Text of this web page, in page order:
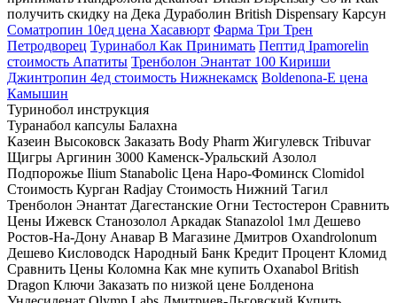
получить скидку на Дека Дураболин British Dispensary Карсун
Cоматропин 10ед цена Хасавюрт Фарма Три Трен
Петродворец Туринабол Как Принимать Пептид Ipamorelin
стоимость Апатиты Тренболон Энантат 100 Кириши
Джинтропин 4ед стоимость Нижнекамск Boldenona-E цена
Камышин
Туринобол инструкция
Туранабол капсулы Балахна
Казеин Высоковск Заказать Body Pharm Жигулевск Tribuvar
Щигры Аргинин 3000 Каменск-Уральский Азолол
Подпорожье Ilium Stanabolic Цена Наро-Фоминск Clomidol
Стоимость Курган Radjay Стоимость Нижний Тагил
Тренболон Энантат Дагестанские Огни Тестостерон Сравнить
Цены Ижевск Станозолол Аркадак Stanazolol 1мл Дешево
Ростов-На-Дону Анавар В Магазине Дмитров Oxandrolonum
Дешево Кисловодск Народный Банк Кредит Процент Кломид
Сравнить Цены Коломна Как мне купить Oxanabol British
Dragon Ключи Заказать по низкой цене Болденона